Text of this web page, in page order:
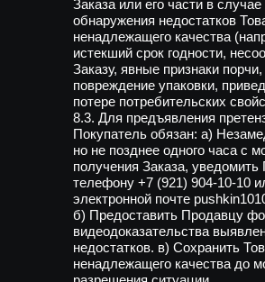
Заказа или его части в случае
обнаружения недостатков
ненадлежащего качества
истекший срок годности,
Заказу, явные признаки порчи,
повреждение упаковки,
потере потребительских
8.3. Для предъявления
Покупатель обязан: а)
но не позднее одного часа с
получения Заказа,
телефону +7 (921) 904-10-10
электронной почте
б) Предоставить Продавцу
видеодоказательства
недостатков. в) Сохранить
ненадлежащего качества до